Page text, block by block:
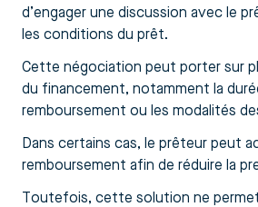
d’engager une discussion avec le
les conditions du prêt.
Cette négociation peut porter sur
du financement, notamment la
remboursement ou les modalités
Dans certains cas, le prêteur peut
remboursement afin de réduire la
Toutefois, cette solution ne